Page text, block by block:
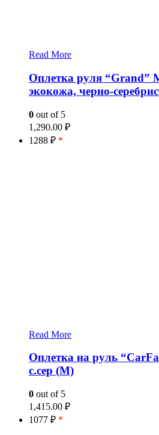
Read More
Оплетка руля “Grand”
экокожа, черно-
0 out of 5
1,290.00 ₽
1288 ₽ *
Read More
Оплетка на руль
с.сер (M)
0 out of 5
1,415.00 ₽
1077 ₽ *